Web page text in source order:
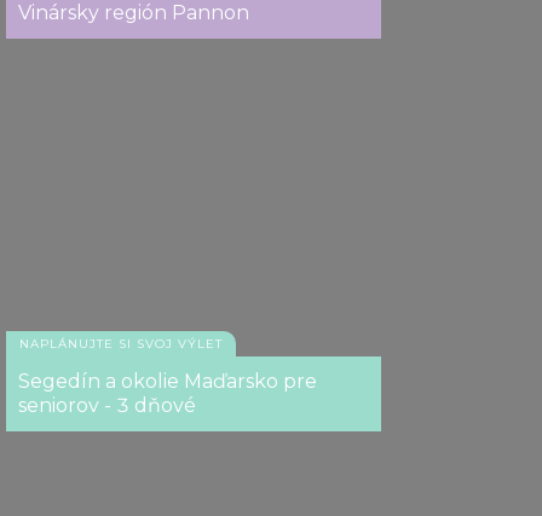
Vinársky región Pannon
NAPLÁNUJTE SI SVOJ VÝLET
Segedín a okolie Maďarsko pre
seniorov - 3 dňové